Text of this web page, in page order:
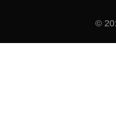
©